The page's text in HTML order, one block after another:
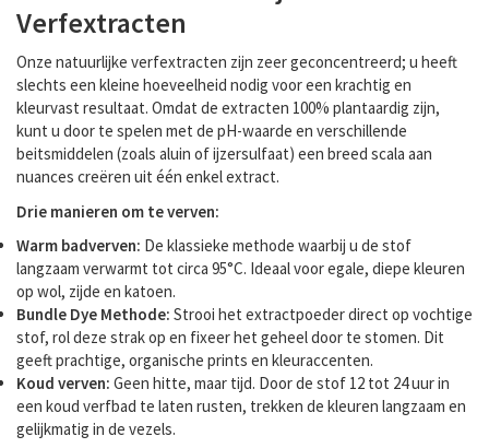
Verfextracten
Onze natuurlijke verfextracten zijn zeer geconcentreerd; u heeft
slechts een kleine hoeveelheid nodig voor een krachtig en
kleurvast resultaat. Omdat de extracten 100% plantaardig zijn,
kunt u door te spelen met de pH-waarde en verschillende
beitsmiddelen (zoals aluin of ijzersulfaat) een breed scala aan
nuances creëren uit één enkel extract.
Drie manieren om te verven:
Warm badverven: De klassieke methode waarbij u de stof
langzaam verwarmt tot circa 95°C. Ideaal voor egale, diepe kleuren
op wol, zijde en katoen.
Bundle Dye Methode: Strooi het extractpoeder direct op vochtige
stof, rol deze strak op en fixeer het geheel door te stomen. Dit
geeft prachtige, organische prints en kleuraccenten.
Koud verven: Geen hitte, maar tijd. Door de stof 12 tot 24 uur in
een koud verfbad te laten rusten, trekken de kleuren langzaam en
gelijkmatig in de vezels.